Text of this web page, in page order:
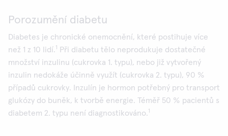
Porozumění diabetu
Diabetes je chronické onemocnění, které postihuje více
než 1 z 10 lidí.1
Při diabetu tělo neprodukuje dostatečné
množství inzulinu (cukrovka 1. typu), nebo již vytvořený
inzulin nedokáže účinně využít (cukrovka 2. typu), 90 %
případů cukrovky. Inzulín je hormon potřebný pro transport
glukózy do buněk, k tvorbě energie. Téměř 50 % pacientů s
diabetem 2. typu není diagnostikováno.1